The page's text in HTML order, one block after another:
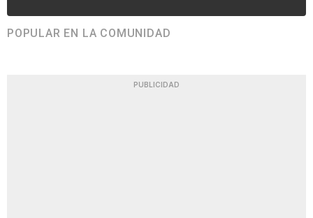
POPULAR EN LA COMUNIDAD
PUBLICIDAD